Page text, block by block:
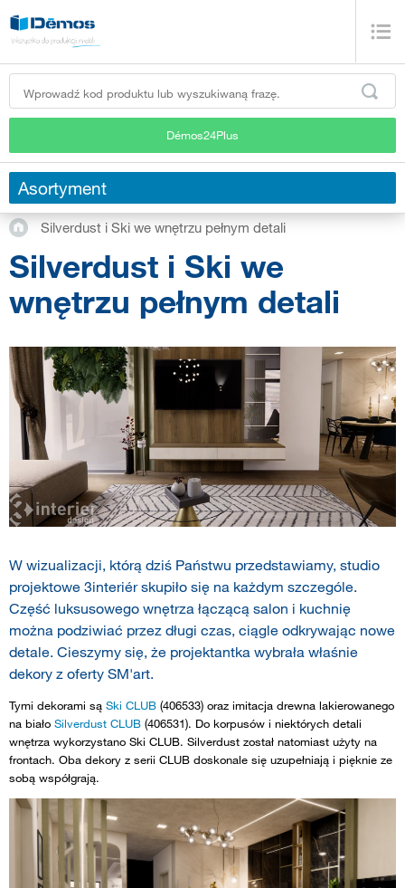
Démos24Plus
Asortyment
Silverdust i Ski we wnętrzu pełnym detali
Silverdust i Ski we
wnętrzu pełnym detali
W wizualizacji, którą dziś Państwu przedstawiamy, studio
projektowe 3interiér skupiło się na każdym szczególe.
Część luksusowego wnętrza łączącą salon i kuchnię
można podziwiać przez długi czas, ciągle odkrywając nowe
detale. Cieszymy się, że projektantka wybrała właśnie
dekory z oferty SM'art.
Tymi dekorami są Ski CLUB (406533) oraz imitacja drewna lakierowanego
na biało Silverdust CLUB (406531). Do korpusów i niektórych detali
wnętrza wykorzystano Ski CLUB. Silverdust został natomiast użyty na
frontach. Oba dekory z serii CLUB doskonale się uzupełniają i pięknie ze
sobą współgrają.